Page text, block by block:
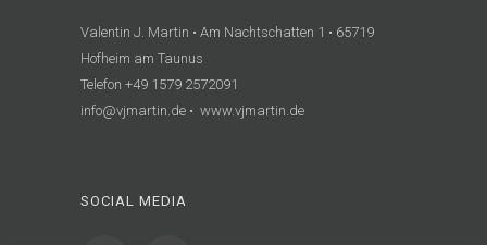
Valentin J. Martin • Am Nachtschatten 1 • 65719
Hofheim am Taunus
Telefon +49 1579 2572091
info@vjmartin.de • www.vjmartin.de
SOCIAL MEDIA